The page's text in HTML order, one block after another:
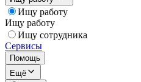
Ищу работу
Ищу работу
Ищу сотрудника
Сервисы
Помощь
Ещё